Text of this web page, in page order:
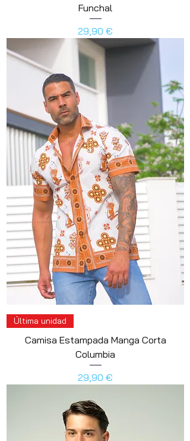
Funchal
Preis
29,90 €
Última unidad
Camisa Estampada Manga Corta
Columbia
Preis
29,90 €